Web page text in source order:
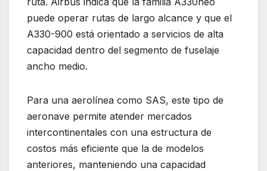
puede operar rutas de largo alcance y que el
A330-900 está orientado a servicios de alta
capacidad dentro del segmento de fuselaje
ancho medio.
Para una aerolínea como SAS, este tipo de
aeronave permite atender mercados
intercontinentales con una estructura de
costos más eficiente que la de modelos
anteriores, manteniendo una capacidad